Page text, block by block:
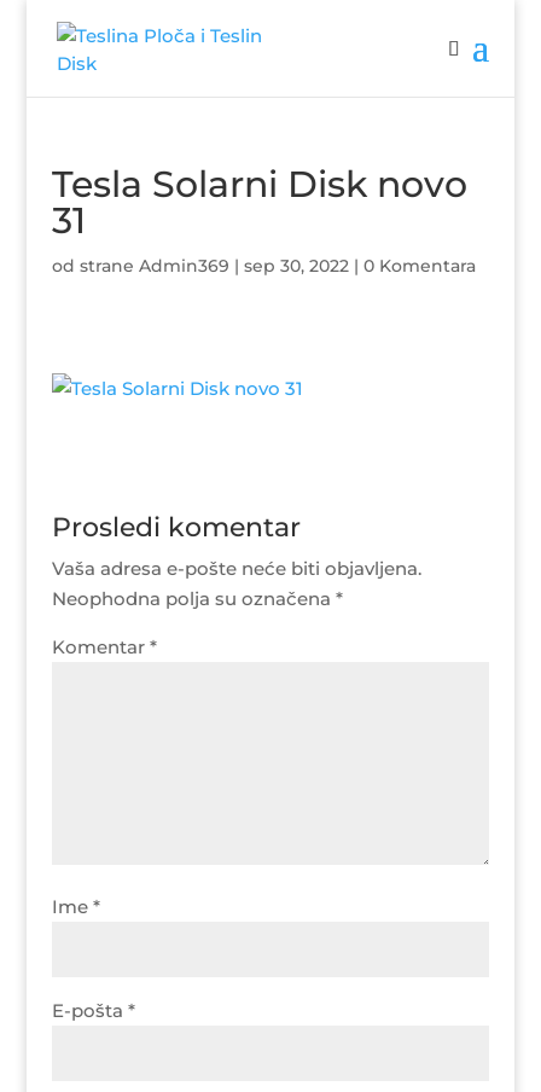
Tesla Solarni Disk novo
31
od strane Admin369 | sep 30, 2022| 0 Komentara
Prosledi komentar
Vaša adresa e-pošte neće biti objavljena.
Neophodna polja su označena *
Komentar *
Ime *
E-pošta *